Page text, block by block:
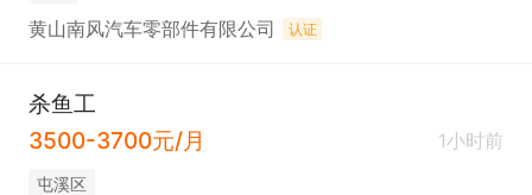
黄山南风汽车零部件有限公司 认证
杀鱼工
3500-3700元/月
1小时前
屯溪区